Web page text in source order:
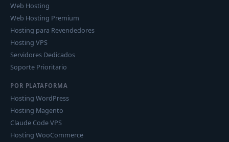
Web Hosting
Web Hosting Premium
Hosting para Revendedores
Hosting VPS
Servidores Dedicados
Soporte Prioritario
POR PLATAFORMA
Hosting WordPress
Hosting Magento
Claude Code VPS
Hosting WooCommerce